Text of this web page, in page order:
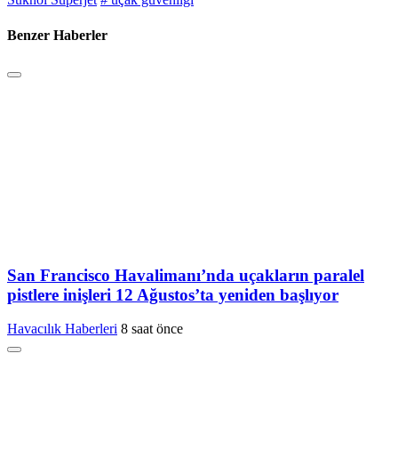
Benzer Haberler
San Francisco Havalimanı’nda uçakların paralel
pistlere inişleri 12 Ağustos’ta yeniden başlıyor
Havacılık Haberleri 8 saat önce